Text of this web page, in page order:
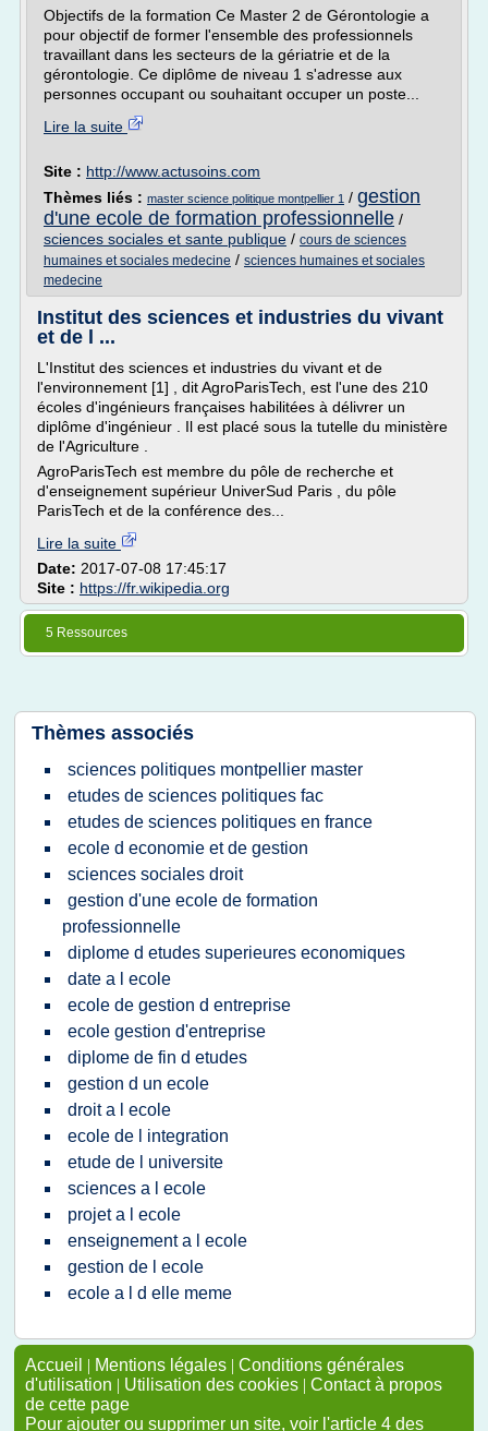
Objectifs de la formation Ce Master 2 de Gérontologie a
pour objectif de former l'ensemble des professionnels
travaillant dans les secteurs de la gériatrie et de la
gérontologie. Ce diplôme de niveau 1 s'adresse aux
personnes occupant ou souhaitant occuper un poste...
Lire la suite
Site : http://www.actusoins.com
Thèmes liés : master science politique montpellier 1 / gestion
d'une ecole de formation professionnelle /
sciences sociales et sante publique / cours de sciences
humaines et sociales medecine / sciences humaines et sociales
medecine
Institut des sciences et industries du vivant
et de l ...
L'Institut des sciences et industries du vivant et de
l'environnement [1] , dit AgroParisTech, est l'une des 210
écoles d'ingénieurs françaises habilitées à délivrer un
diplôme d'ingénieur . Il est placé sous la tutelle du ministère
de l'Agriculture .
AgroParisTech est membre du pôle de recherche et
d'enseignement supérieur UniverSud Paris , du pôle
ParisTech et de la conférence des...
Lire la suite
Date: 2017-07-08 17:45:17
Site : https://fr.wikipedia.org
5 Ressources
Thèmes associés
sciences politiques montpellier master
etudes de sciences politiques fac
etudes de sciences politiques en france
ecole d economie et de gestion
sciences sociales droit
gestion d'une ecole de formation
professionnelle
diplome d etudes superieures economiques
date a l ecole
ecole de gestion d entreprise
ecole gestion d'entreprise
diplome de fin d etudes
gestion d un ecole
droit a l ecole
ecole de l integration
etude de l universite
sciences a l ecole
projet a l ecole
enseignement a l ecole
gestion de l ecole
ecole a l d elle meme
Accueil | Mentions légales | Conditions générales
d'utilisation | Utilisation des cookies | Contact à propos
de cette page
Pour ajouter ou supprimer un site, voir l'article 4 des